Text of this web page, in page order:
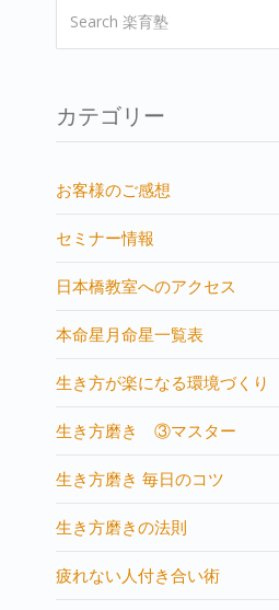
カテゴリー
お客様のご感想
セミナー情報
日本橋教室へのアクセス
本命星月命星一覧表
生き方が楽になる環境づくり
生き方磨き ③マスター
生き方磨き 毎日のコツ
生き方磨きの法則
疲れない人付き合い術